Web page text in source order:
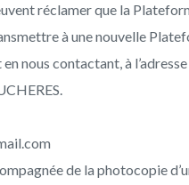
réclamer que la
à une nouvelle
nous contactant, à
de la photocopie